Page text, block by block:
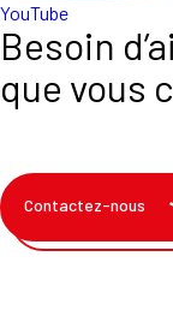
YouTube
Besoin
que vous
Contactez-nous